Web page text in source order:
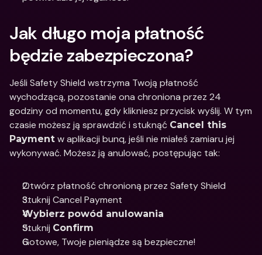
Jak długo moja płatność
będzie zabezpieczona?
Jeśli Safety Shield wstrzyma Twoją płatność
wychodzącą, pozostanie ona chroniona przez 24
godziny od momentu, gdy klikniesz przycisk wyślij. W tym
czasie możesz ją sprawdzić i stuknąć Cancel this
Payment w aplikacji bunq, jeśli nie miałeś zamiaru jej
wykonywać. Możesz ją anulować, postępując tak:
Otwórz płatność chronioną przez Safety Shield
Stuknij Cancel Payment
Wybierz powód anulowania
Stuknij Confirm
Gotowe, Twoje pieniądze są bezpieczne!